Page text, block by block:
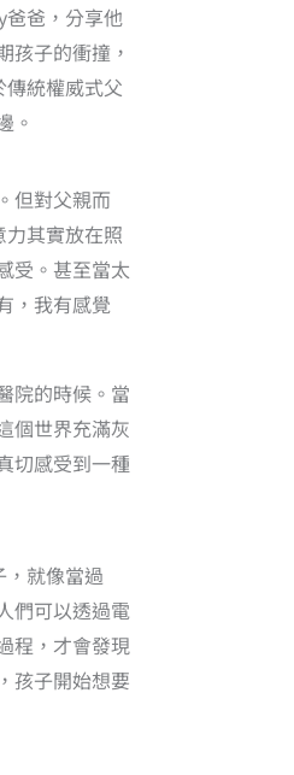
爸，分享他
孩子的衝撞，
統權威式父
。
但對父親而
其實放在照
受。甚至當太
，我有感覺
院的時候。當
個世界充滿灰
切感受到一種
就像當過
們可以透過電
程，才會發現
孩子開始想要